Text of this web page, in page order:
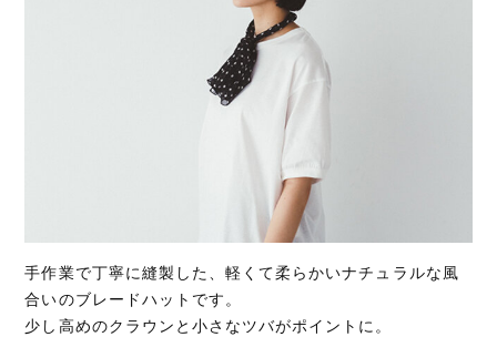
手作業で丁寧に縫製した、軽くて柔らかいナチュラルな風
合いのブレードハットです。
少し高めのクラウンと小さなツバがポイントに。